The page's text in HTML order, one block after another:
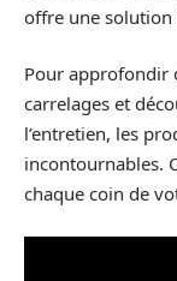
offre une
Pour approfondir
carrelages et
l’entretien, les
incontournables.
chaque coin de